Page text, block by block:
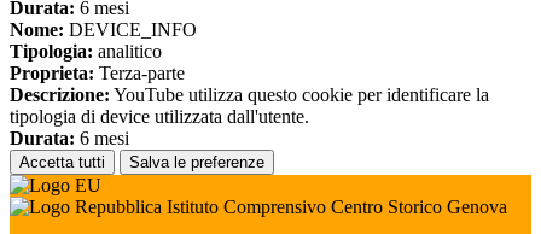
Durata: 6 mesi
Nome: DEVICE_INFO
Tipologia: analitico
Proprieta: Terza-parte
Descrizione: YouTube utilizza questo cookie per identificare la
tipologia di device utilizzata dall'utente.
Durata: 6 mesi
Accetta tutti Salva le preferenze
Istituto Comprensivo Centro Storico Genova